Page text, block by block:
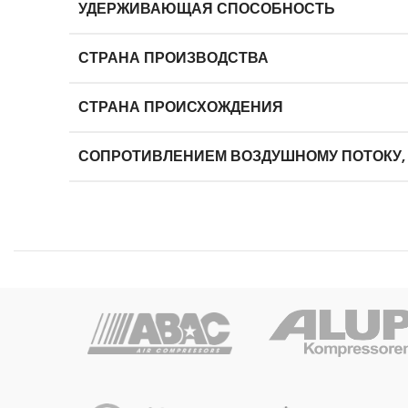
УДЕРЖИВАЮЩАЯ СПОСОБНОСТЬ
СТРАНА ПРОИЗВОДСТВА
СТРАНА ПРОИСХОЖДЕНИЯ
СОПРОТИВЛЕНИЕМ ВОЗДУШНОМУ ПОТОКУ,